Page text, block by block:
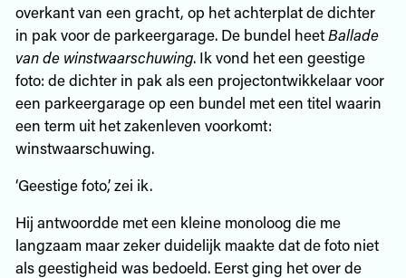
overkant van een gracht, op het achterplat de dichter
in pak voor de parkeergarage. De bundel heetBallade
vande winstwaarschuwing. Ik vond het een geestige
foto: de dichter in pak als een projectontwikkelaar voor
een parkeergarage op een bundel met een titel waarin
een term uit het zakenleven voorkomt:
winstwaarschuwing.
‘Geestige foto,’ zei ik.
Hij antwoordde met een kleine monoloog die me
langzaam maar zeker duidelijk maakte dat de foto niet
als geestigheid was bedoeld. Eerst ging het over de